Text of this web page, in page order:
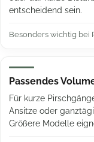
entscheidend sein.
Besonders wichtig bei
Passendes
Für kurze
Ansitze oder
Größere Modelle